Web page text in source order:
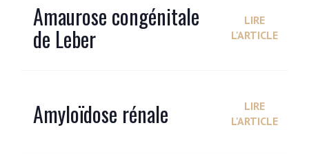
Amaurose congénitale
de Leber
LIRE
L'ARTICLE
Amyloïdose rénale
LIRE
L'ARTICLE